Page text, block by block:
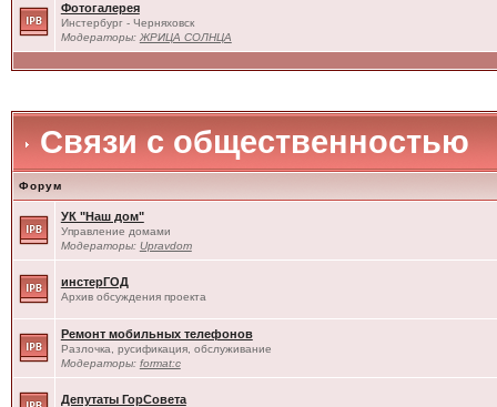
Фотогалерея
Инстербург - Черняховск
Модераторы: ЖРИЦА СОЛНЦА
Связи с общественностью
Форум
УК "Наш дом"
Управление домами
Модераторы: Upravdom
инстерГОД
Архив обсуждения проекта
Ремонт мобильных телефонов
Разлочка, русификация, обслуживание
Модераторы: format:c
Депутаты ГорСовета